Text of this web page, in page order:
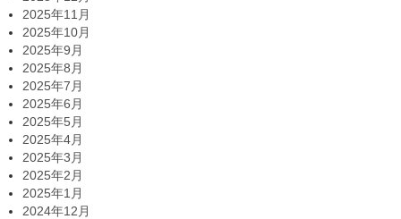
2025年11月
2025年10月
2025年9月
2025年8月
2025年7月
2025年6月
2025年5月
2025年4月
2025年3月
2025年2月
2025年1月
2024年12月